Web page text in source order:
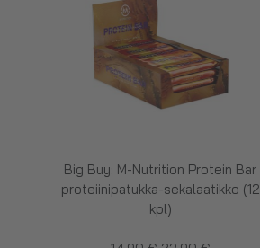
Big Buy: M-Nutrition Protein Bar
proteiinipatukka-sekalaatikko (12
kpl)